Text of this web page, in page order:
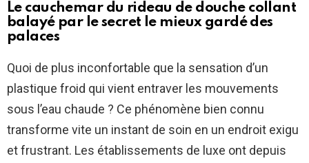
Le cauchemar du rideau de douche collant
balayé par le secret le mieux gardé des
palaces
Quoi de plus inconfortable que la sensation d’un
plastique froid qui vient entraver les mouvements
sous l’eau chaude ? Ce phénomène bien connu
transforme vite un instant de soin en un endroit exigu
et frustrant. Les établissements de luxe ont depuis